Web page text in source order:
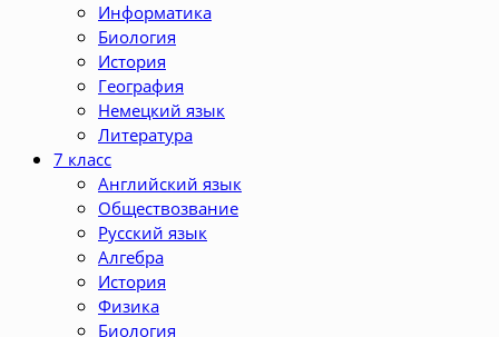
Информатика
Биология
История
География
Немецкий язык
Литература
7 класс
Английский язык
Обществозвание
Русский язык
Алгебра
История
Физика
Биология